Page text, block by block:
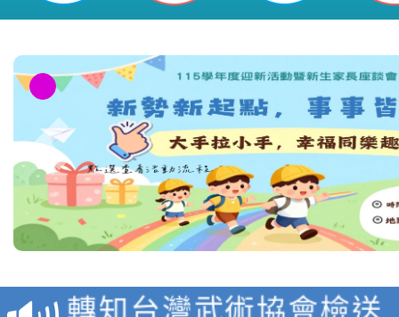
116學年度國民中學各
生入學前鑑定事宜
轉知台灣武術協會檢送